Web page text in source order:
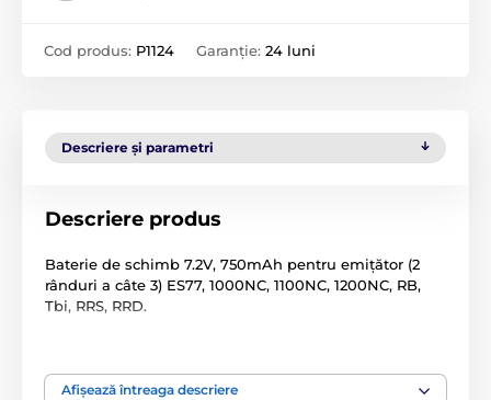
Cod produs: P1124 Garanție: 24 luni
Descriere și parametri
Descriere produs
Baterie de schimb 7.2V, 750mAh pentru emițător (2
rânduri a câte 3) ES77, 1000NC, 1100NC, 1200NC, RB,
Tbi, RRS, RRD.
Afișează întreaga descriere